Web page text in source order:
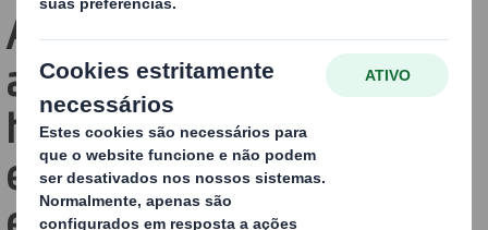
A Aliança 4evergreen
apela a uma maior
harmonização na recolha
e separação de